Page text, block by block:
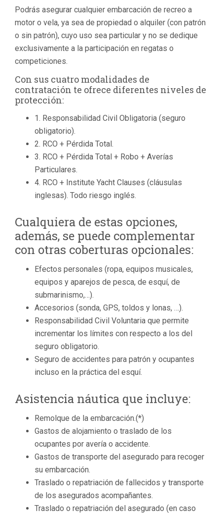
Podrás asegurar cualquier embarcación de recreo a
motor o vela, ya sea de propiedad o alquiler (con patrón
o sin patrón), cuyo uso sea particular y no se dedique
exclusivamente a la participación en regatas o
competiciones.
Con sus cuatro modalidades de
contratación te ofrece diferentes niveles de
protección:
1. Responsabilidad Civil Obligatoria (seguro
obligatorio).
2. RCO + Pérdida Total.
3. RCO + Pérdida Total + Robo + Averías
Particulares.
4. RCO + Institute Yacht Clauses (cláusulas
inglesas). Todo riesgo inglés.
Cualquiera de estas opciones,
además, se puede complementar
con otras coberturas opcionales:
Efectos personales (ropa, equipos musicales,
equipos y aparejos de pesca, de esquí, de
submarinismo,…).
Accesorios (sonda, GPS, toldos y lonas, …).
Responsabilidad Civil Voluntaria que permite
incrementar los límites con respecto a los del
seguro obligatorio.
Seguro de accidentes para patrón y ocupantes
incluso en la práctica del esquí.
Asistencia náutica que incluye:
Remolque de la embarcación.(*)
Gastos de alojamiento o traslado de los
ocupantes por avería o accidente.
Gastos de transporte del asegurado para recoger
su embarcación.
Traslado o repatriación de fallecidos y transporte
de los asegurados acompañantes.
Traslado o repatriación del asegurado (en caso